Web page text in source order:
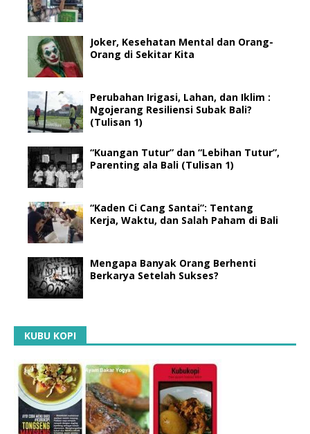
Joker, Kesehatan Mental dan Orang-
Orang di Sekitar Kita
Perubahan Irigasi, Lahan, dan Iklim :
Ngojerang Resiliensi Subak Bali?
(Tulisan 1)
“Kuangan Tutur” dan “Lebihan Tutur”,
Parenting ala Bali (Tulisan 1)
“Kaden Ci Cang Santai”: Tentang
Kerja, Waktu, dan Salah Paham di Bali
Mengapa Banyak Orang Berhenti
Berkarya Setelah Sukses?
KUBU KOPI